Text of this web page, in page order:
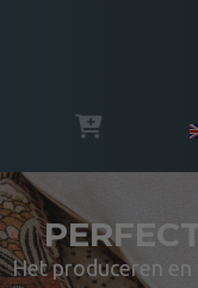
Het produceren